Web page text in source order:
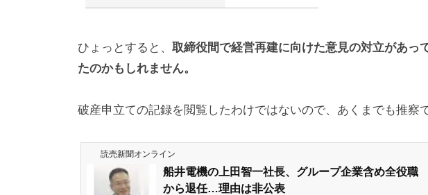
ひょっとすると、 取締役間で経営再建に向けた意見の対立があっ
たのかもしれません。
破産申立ての記録を閲覧したわけではないので、あくまでも推察で
読売新聞オンライン
船井電機の上田智一社長、グループ企業含め全役職
から退任…理由は非公表